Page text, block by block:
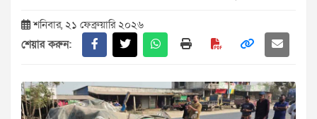
শনিবার, ২১ ফেব্রুয়ারি ২০২৬
শেয়ার করুন: